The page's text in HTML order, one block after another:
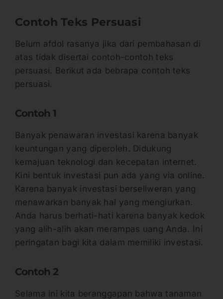
Contoh Teks Persuasi
Belum afdol rasanya jika dari pembahasan di
atas tidak disertai contoh-contoh teks
persuasi. Berikut ada bebrapa contoh teks
persuasi.
Contoh 1
Banyak penawaran investasi karena banyak
keuntungan yang diperoleh. Didukung
kemajuan teknologi dan kecepatan internet.
Kini bentuk investasi pun ada yang via online.
Karena banyak investasi berseliweran yang
menawarkan banyak hal yang mengiurkan.
Anda harus berhati-hati karena banyak kedok
yang alih-alih akan merampas uang Anda. Ini
peringatan bagi kita dalam memiliki investasi.
Contoh 2
Selama ini kita beranggapan bahwa tanaman